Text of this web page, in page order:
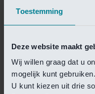
Toestemming
Deze website maakt
Wij willen graag dat u
mogelijk kunt
U kunt kiezen uit drie
Helaas is